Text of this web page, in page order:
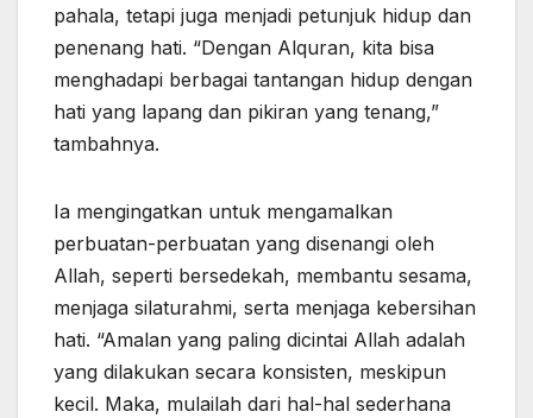
pahala, tetapi juga menjadi petunjuk hidup dan
penenang hati. “Dengan Alquran, kita bisa
menghadapi berbagai tantangan hidup dengan
hati yang lapang dan pikiran yang tenang,”
tambahnya.
Ia mengingatkan untuk mengamalkan
perbuatan-perbuatan yang disenangi oleh
Allah, seperti bersedekah, membantu sesama,
menjaga silaturahmi, serta menjaga kebersihan
hati. “Amalan yang paling dicintai Allah adalah
yang dilakukan secara konsisten, meskipun
kecil. Maka, mulailah dari hal-hal sederhana